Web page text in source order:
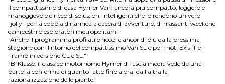
il compattissimo di casa Hymer Van: ancora più compatto, leggero e
maneggevole e ricco di soluzioni intelligenti che lo rendono un vero
“jolly” per la coppia dinamica a caccia di avventure, di rilassanti weekend
campestri o esploratori metropolitani."
"Anche il programma profilati è ricco, e ancor di più dalla prossima
stagione con il ritorno del compattissimo Van SL e poi i noti Exis-T e i
Tramp in versione CL e SL."
"B-Klasse: il classico motorhome Hymer di fascia media vede da una
parte la conferma di quanto fatto fino a ora, dall’altra la
razionalizzazione delle piante."